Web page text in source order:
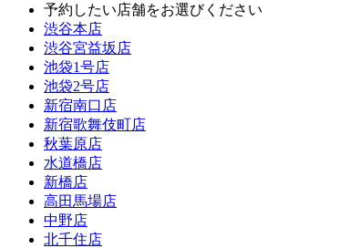
予約したい店舗をお選びください
渋谷本店
渋谷宮益坂店
池袋1号店
池袋2号店
新宿南口店
新宿歌舞伎町店
秋葉原店
水道橋店
新橋店
高田馬場店
中野店
北千住店